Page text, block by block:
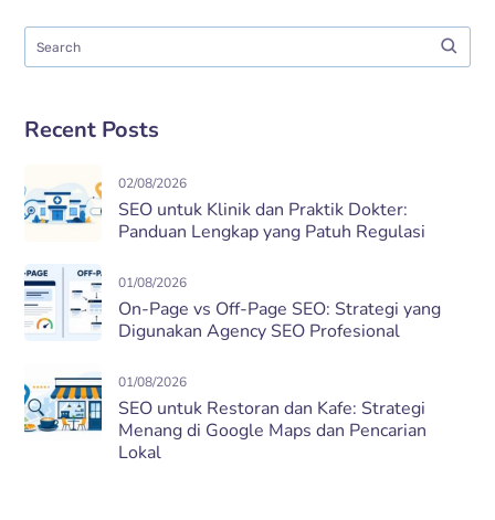
Recent Posts
02/08/2026
SEO untuk Klinik dan Praktik Dokter:
Panduan Lengkap yang Patuh Regulasi
01/08/2026
On-Page vs Off-Page SEO: Strategi yang
Digunakan Agency SEO Profesional
01/08/2026
SEO untuk Restoran dan Kafe: Strategi
Menang di Google Maps dan Pencarian
Lokal